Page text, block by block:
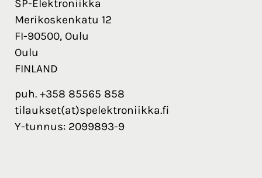
SP-Elektroniikka
Merikoskenkatu 12
FI-90500, Oulu
Oulu
FINLAND
puh. +358 85565 858
tilaukset(at)spelektroniikka.fi
Y-tunnus: 2099893-9